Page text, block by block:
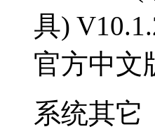
系统其它